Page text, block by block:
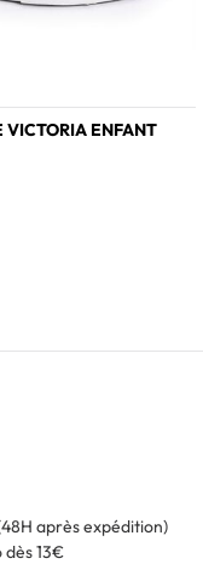
VICTORIA ENFANT
après expédition)
13€